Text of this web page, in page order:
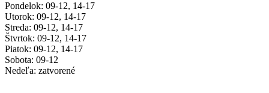
Pondelok: 09-12, 14-17
Utorok: 09-12, 14-17
Streda: 09-12, 14-17
Štvrtok: 09-12, 14-17
Piatok: 09-12, 14-17
Sobota: 09-12
Nedeľa: zatvorené